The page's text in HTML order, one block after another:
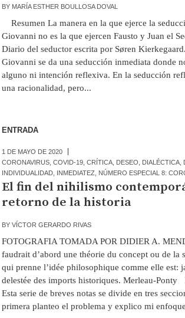
BY MARÍA ESTHER BOULLOSA DOVAL
Resumen La manera en la que ejerce la
Giovanni no es la que ejercen Fausto y Juan el
Diario del seductor escrita por Søren
Giovanni se da una seducción inmediata donde
alguno ni intención reflexiva. En la seducción
una racionalidad, pero...
ENTRADA
1 DE MAYO DE 2020
CORONAVIRUS, COVID-19, CRÍTICA, DESEO DIALÉCTICA,
INDIVIDUALIDAD, INMEDIATEZ NÚMERO ESPECIAL 8:
El fin del nihilismo
retorno de la historia
BY VÍCTOR GERARDO RIVAS
FOTOGRAFIA TOMADA POR DIDIER A.
faudrait d’abord une théorie du concept ou de la
qui prenne l’idée philosophique comme elle est:
delestée des imports historiques. Merleau-Ponty
Esta serie de breves notas se divide en tres
primera planteo el problema y explico mi